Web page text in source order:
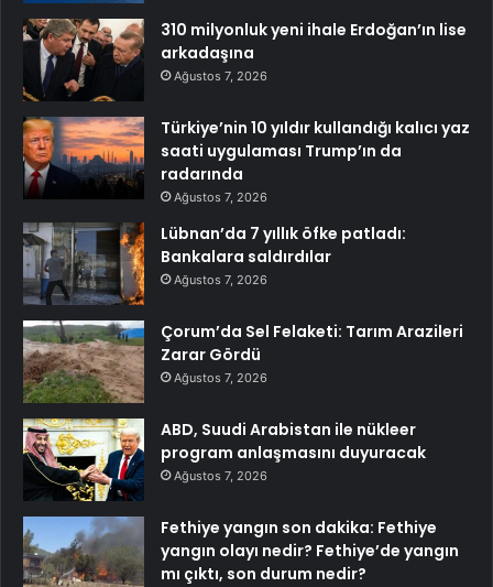
310 milyonluk yeni ihale Erdoğan’ın lise
arkadaşına
Ağustos 7, 2026
Türkiye’nin 10 yıldır kullandığı kalıcı yaz
saati uygulaması Trump’ın da
radarında
Ağustos 7, 2026
Lübnan’da 7 yıllık öfke patladı:
Bankalara saldırdılar
Ağustos 7, 2026
Çorum’da Sel Felaketi: Tarım Arazileri
Zarar Gördü
Ağustos 7, 2026
ABD, Suudi Arabistan ile nükleer
program anlaşmasını duyuracak
Ağustos 7, 2026
Fethiye yangın son dakika: Fethiye
yangın olayı nedir? Fethiye’de yangın
mı çıktı, son durum nedir?